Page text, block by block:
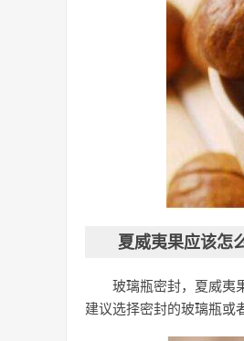
夏威夷果应该怎
玻璃瓶密封，夏威夷
建议选择密封的玻璃瓶或